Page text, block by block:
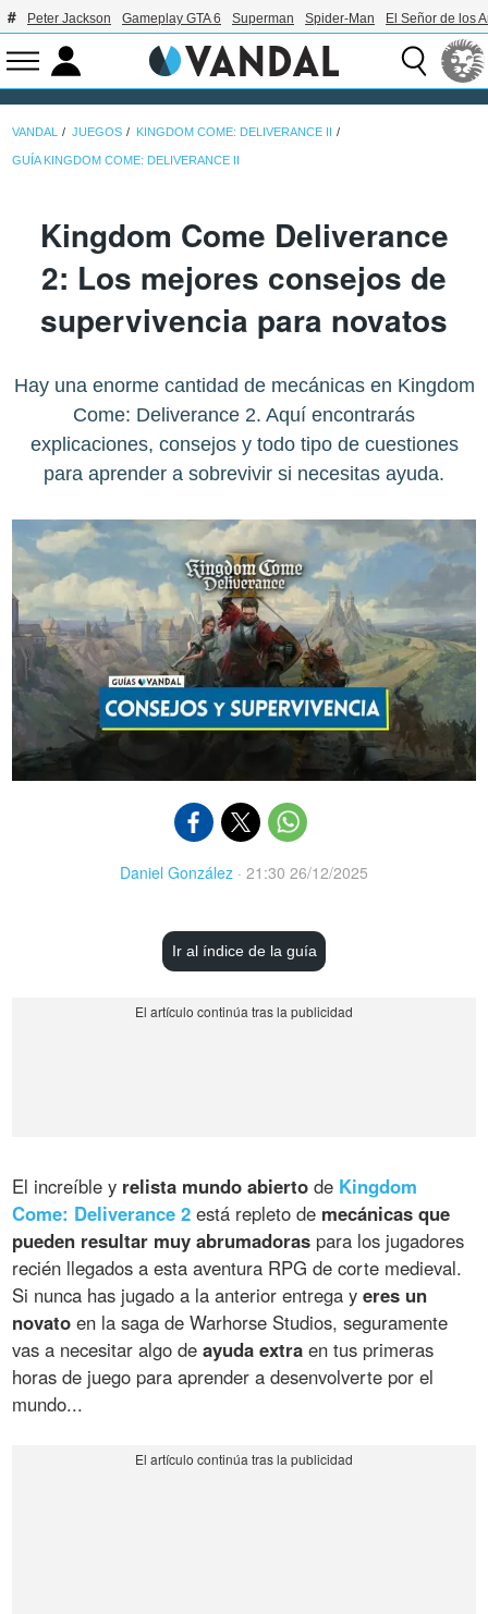
Peter Jackson Gameplay GTA 6 Superman Spider-Man El Señor de los
VANDAL JUEGOS KINGDOM COME: DELIVERANCE II
GUÍA KINGDOM COME: DELIVERANCE II
Kingdom Come Deliverance
2: Los mejores consejos de
supervivencia para novatos
Hay una enorme cantidad de mecánicas en Kingdom
Come: Deliverance 2. Aquí encontrarás
explicaciones, consejos y todo tipo de cuestiones
para aprender a sobrevivir si necesitas ayuda.
Daniel González · 21:30 26/12/2025
Ir al índice de la guía
El increíble y relista mundo abierto de Kingdom
Come: Deliverance 2 está repleto de mecánicas que
pueden resultar muy abrumadoras para los jugadores
recién llegados a esta aventura RPG de corte medieval.
Si nunca has jugado a la anterior entrega yeres un
novato en la saga de Warhorse Studios, seguramente
vas a necesitar algo deayuda extra en tus primeras
horas de juego para aprender a desenvolverte por el
mundo...